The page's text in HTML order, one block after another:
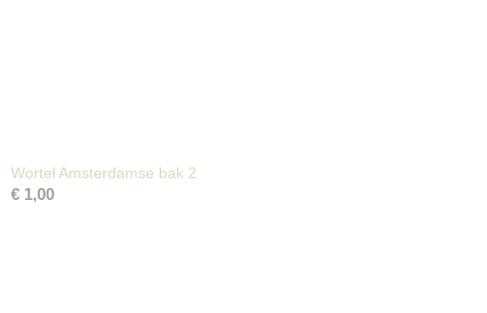
Wortel Amsterdamse bak 2
€ 1,00